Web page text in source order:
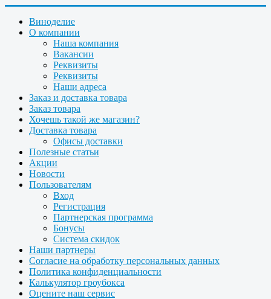
Виноделие
О компании
Наша компания
Вакансии
Реквизиты
Реквизиты
Наши адреса
Заказ и доставка товара
Заказ товара
Хочешь такой же магазин?
Доставка товара
Офисы доставки
Полезные статьи
Акции
Новости
Пользователям
Вход
Регистрация
Партнерская программа
Бонусы
Система скидок
Наши партнеры
Согласие на обработку персональных данных
Политика конфиденциальности
Калькулятор гроубокса
Оцените наш сервис